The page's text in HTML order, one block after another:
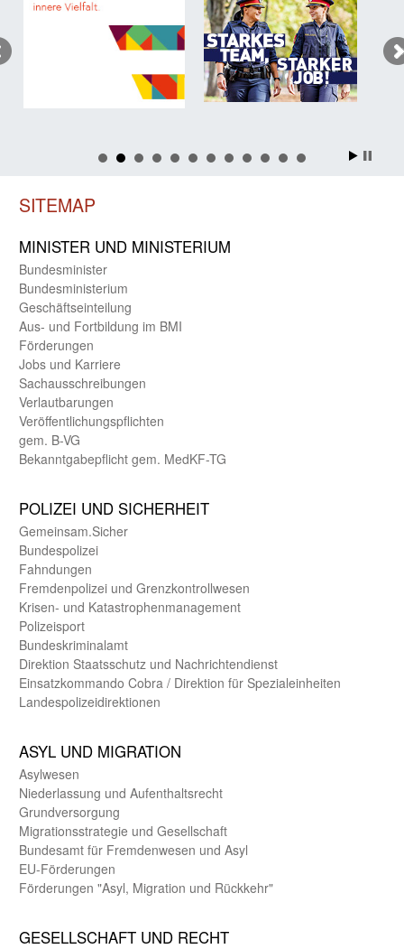
SITEMAP
MINISTER UND MINIST­ERIUM
Bundes­minister
Bundes­ministerium
Geschäfts­einteilung
Aus- und Fortbildung im BMI
Förderungen
Jobs und Karriere
Sachaus­schreibungen
Verlautbarungen
Veröffentlichungspflichten
gem. B-VG
Bekanntgabepflicht gem. MedKF-TG
POLIZEI UND SICHER­HEIT
Gemein­sam.Sicher
Bundes­polizei
Fahndungen
Fremdenpolizei und Grenzkontrollwesen
Krisen- und Katastrophen­management
Polizeisport
Bundes­kriminal­amt
Direktion Staats­schutz und Nach­richten­dienst
Einsatz­kommando Cobra / Direktion für Spezialeinheiten
Landes­polizei­direk­tionen
ASYL UND MIGRA­TION
Asyl­wesen
Nieder­lassung und Aufent­halts­recht
Grund­versorgung
Migrations­strategie und Gesell­schaft
Bundes­amt für Fremden­wesen und Asyl
EU-Förde­rungen
Förderungen "Asyl, Migration und Rückkehr"
GE­SELL­SCHAFT UND RECHT